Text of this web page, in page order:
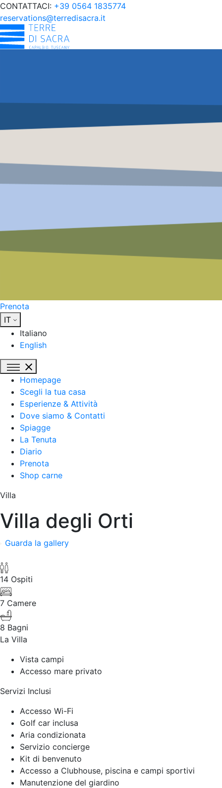
CONTATTACI: +39 0564 1835774
reservations@terredisacra.it
Prenota
IT
Italiano
English
Homepage
Scegli la tua casa
Esperienze & Attività
Dove siamo & Contatti
Spiagge
La Tenuta
Diario
Prenota
Shop carne
Villa
Villa degli Orti
Guarda la gallery
14 Ospiti
7 Camere
8 Bagni
La Villa
Vista campi
Accesso mare privato
Servizi Inclusi
Accesso Wi-Fi
Golf car inclusa
Aria condizionata
Servizio concierge
Kit di benvenuto
Accesso a Clubhouse, piscina e campi sportivi
Manutenzione del giardino